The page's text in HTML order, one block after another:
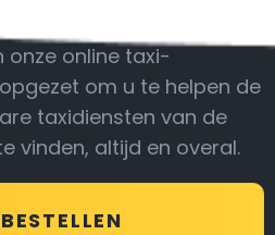
onze online taxi-
om u te helpen de
taxidiensten van de
vinden, altijd en overal.